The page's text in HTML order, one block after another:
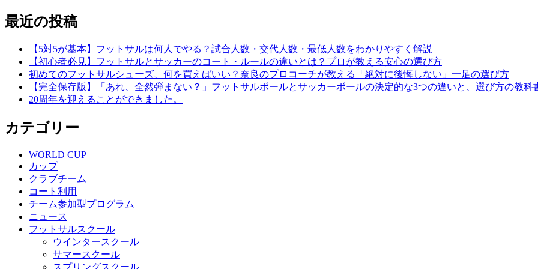
最近の投稿
【5対5が基本】フットサルは何人でやる？試合人数・交代人数・最低人数をわかりやすく解説
【初心者必見】フットサルとサッカーのコート・ルールの違いとは？プロが教える安心の選び方
初めてのフットサルシューズ、何を買えばいい？奈良のプロコーチが教える「絶対に後悔しない」一足の選び方
【完全保存版】「あれ、全然弾まない？」フットサルボールとサッカーボールの決定的な3つの違いと、選び方の教科
20周年を迎えることができました。
カテゴリー
WORLD CUP
カップ
クラブチーム
コート利用
チーム参加型プログラム
ニュース
フットサルスクール
ウインタースクール
サマースクール
スプリングスクール